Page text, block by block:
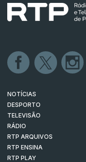
NOTÍCIAS
DESPORTO
TELEVISÃO
RÁDIO
RTP ARQUIVOS
RTP ENSINA
RTP PLAY